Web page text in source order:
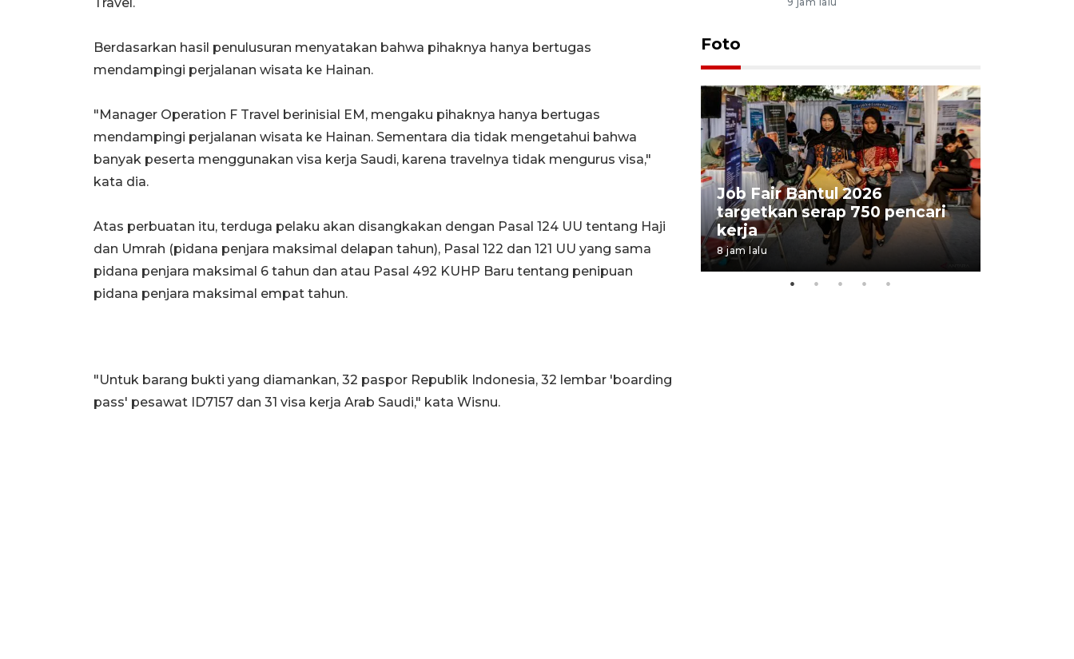
Berdasarkan hasil penulusuran menyatakan bahwa pihaknya hanya bertugas
mendampingi perjalanan wisata ke Hainan.
"Manager Operation F Travel berinisial EM, mengaku pihaknya hanya bertugas
mendampingi perjalanan wisata ke Hainan. Sementara dia tidak mengetahui bahwa
banyak peserta menggunakan visa kerja Saudi, karena travelnya tidak mengurus visa,"
kata dia.
Atas perbuatan itu, terduga pelaku akan disangkakan dengan Pasal 124 UU tentang Haji
dan Umrah (pidana penjara maksimal delapan tahun), Pasal 122 dan 121 UU yang sama
pidana penjara maksimal 6 tahun dan atau Pasal 492 KUHP Baru tentang penipuan
pidana penjara maksimal empat tahun.
"Untuk barang bukti yang diamankan, 32 paspor Republik Indonesia, 32 lembar 'boarding
pass' pesawat ID7157 dan 31 visa kerja Arab Saudi," kata Wisnu.
Foto
seniman neurodivergen
03 August 2026 13:03 WIB
Job Fair Bantul 2026
targetkan serap 750 pencari
kerja
8 jam lalu